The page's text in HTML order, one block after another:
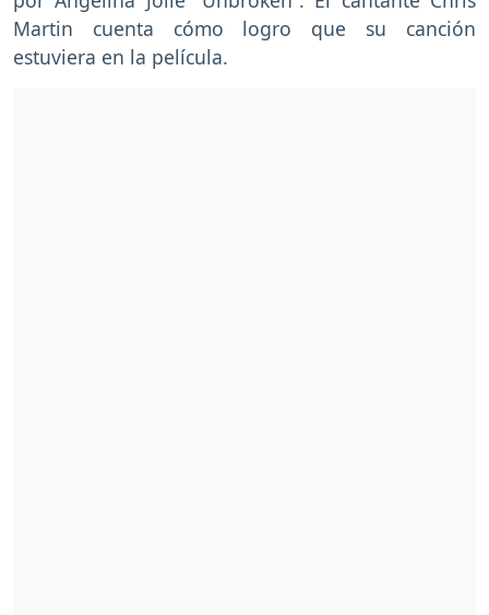
Martin cuenta cómo logro que su canción
estuviera en la película.